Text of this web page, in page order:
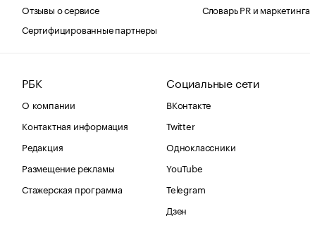
Отзывы о сервисе
Сертифицированные партнеры
Словарь PR и маркетинга
РБК
О компании
Контактная информация
Редакция
Размещение рекламы
Стажерская программа
Социальные сети
ВКонтакте
Twitter
Одноклассники
YouTube
Telegram
Дзен